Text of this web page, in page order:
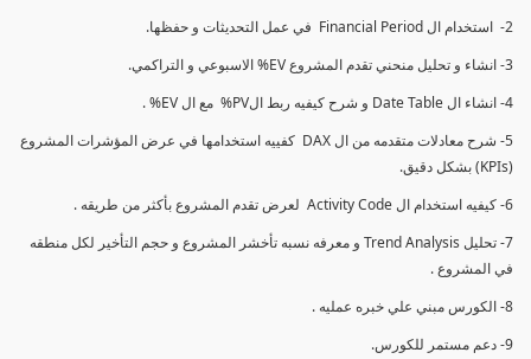
2- استخدام ال Financial Period في عمل التحديثات و حفظها.
3- انشاء و تحليل منحني تقدم المشروع EV% الاسبوعي و التراكمي.
4- انشاء ال Date Table و شرح كيفيه ربط الPV% مع ال EV% .
5- شرح معادلات متقدمه من ال DAX كفييه استخدامها في عرض المؤشرات المشروع
(KPIs) بشكل دقيق.
6- كيفيه استخدام ال Activity Code لعرض تقدم المشروع بأكثر من طريقه .
7- تحليل Trend Analysis و معرفه نسبه تأخشر المشروع و حجم التأخير لكل منطقه
في المشروع .
8- الكورس مبني علي خبره عمليه .
9- دعم مستمر للكورس.